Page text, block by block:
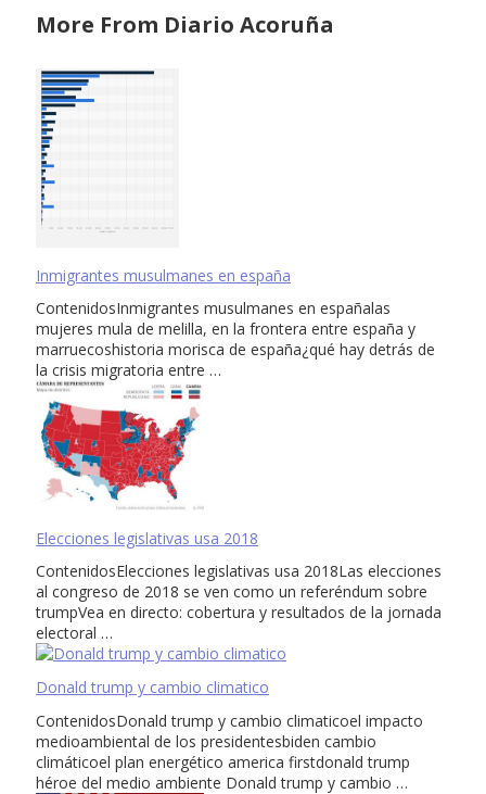
More From Diario Acoruña
Inmigrantes musulmanes en españa
ContenidosInmigrantes musulmanes en españalas
mujeres mula de melilla, en la frontera entre españa y
marruecoshistoria morisca de españa¿qué hay detrás de
la crisis migratoria entre …
Elecciones legislativas usa 2018
ContenidosElecciones legislativas usa 2018Las elecciones
al congreso de 2018 se ven como un referéndum sobre
trumpVea en directo: cobertura y resultados de la jornada
electoral …
Donald trump y cambio climatico
ContenidosDonald trump y cambio climaticoel impacto
medioambiental de los presidentesbiden cambio
climáticoel plan energético america firstdonald trump
héroe del medio ambiente Donald trump y cambio …